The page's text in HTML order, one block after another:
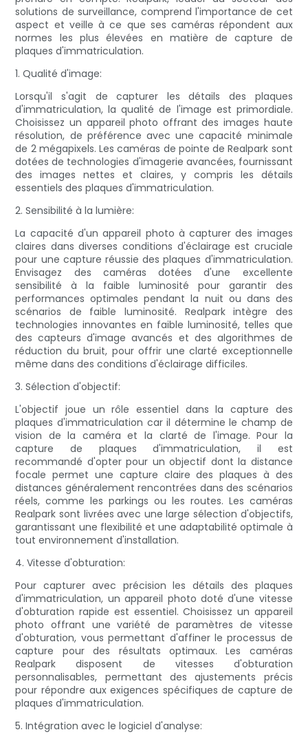
solutions de surveillance, comprend l'importance de cet
aspect et veille à ce que ses caméras répondent aux
normes les plus élevées en matière de capture de
plaques d'immatriculation.
1. Qualité d'image:
Lorsqu'il s'agit de capturer les détails des plaques
d'immatriculation, la qualité de l'image est primordiale.
Choisissez un appareil photo offrant des images haute
résolution, de préférence avec une capacité minimale
de 2 mégapixels. Les caméras de pointe de Realpark sont
dotées de technologies d'imagerie avancées, fournissant
des images nettes et claires, y compris les détails
essentiels des plaques d'immatriculation.
2. Sensibilité à la lumière:
La capacité d'un appareil photo à capturer des images
claires dans diverses conditions d'éclairage est cruciale
pour une capture réussie des plaques d'immatriculation.
Envisagez des caméras dotées d'une excellente
sensibilité à la faible luminosité pour garantir des
performances optimales pendant la nuit ou dans des
scénarios de faible luminosité. Realpark intègre des
technologies innovantes en faible luminosité, telles que
des capteurs d'image avancés et des algorithmes de
réduction du bruit, pour offrir une clarté exceptionnelle
même dans des conditions d'éclairage difficiles.
3. Sélection d'objectif:
L'objectif joue un rôle essentiel dans la capture des
plaques d'immatriculation car il détermine le champ de
vision de la caméra et la clarté de l'image. Pour la
capture de plaques d'immatriculation, il est
recommandé d'opter pour un objectif dont la distance
focale permet une capture claire des plaques à des
distances généralement rencontrées dans des scénarios
réels, comme les parkings ou les routes. Les caméras
Realpark sont livrées avec une large sélection d'objectifs,
garantissant une flexibilité et une adaptabilité optimale à
tout environnement d'installation.
4. Vitesse d'obturation:
Pour capturer avec précision les détails des plaques
d'immatriculation, un appareil photo doté d'une vitesse
d'obturation rapide est essentiel. Choisissez un appareil
photo offrant une variété de paramètres de vitesse
d'obturation, vous permettant d'affiner le processus de
capture pour des résultats optimaux. Les caméras
Realpark disposent de vitesses d'obturation
personnalisables, permettant des ajustements précis
pour répondre aux exigences spécifiques de capture de
plaques d'immatriculation.
5. Intégration avec le logiciel d'analyse: